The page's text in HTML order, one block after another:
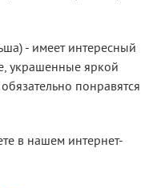
- имеет интересный
украшенные яркой
понравятся
в нашем интернет-